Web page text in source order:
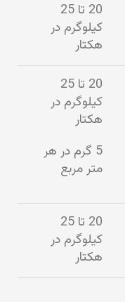
20 تا 25
کیلوگرم در
هکتار
20 تا 25
کیلوگرم در
هکتار
5 گرم در هر
متر مربع
20 تا 25
کیلوگرم در
هکتار